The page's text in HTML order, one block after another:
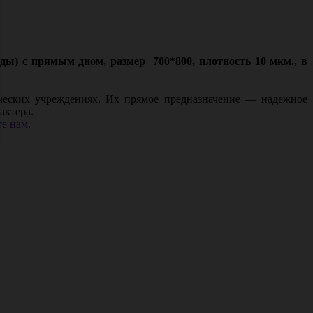
с прямым дном, размер 700*800, плотность 10 мкм., в
учреждениях. Их прямое предназначение — надежное
нам.